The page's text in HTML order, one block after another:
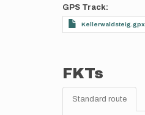
GPS Track
Kellerwaldsteig.gpx
FKTs
Standard route